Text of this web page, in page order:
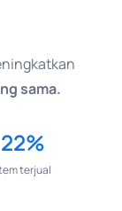
sama.
22%
terjual